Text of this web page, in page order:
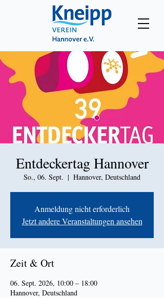
Entdeckertag Hannover
So., 06. Sept.
  |
Hannover, Deutschland
Anmeldung nicht erforderlich
Jetzt andere Veranstaltungen ansehen
Zeit & Ort
06. Sept. 2026, 10:00 – 18:00
Hannover, Deutschland